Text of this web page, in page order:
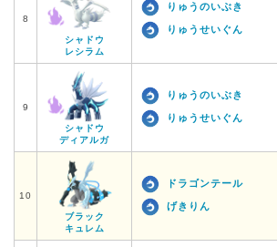
8
シャドウ
レシラム
りゅうのいぶき
りゅうせいぐん
9
シャドウ
ディアルガ
りゅうのいぶき
りゅうせいぐん
10
ブラック
キュレム
ドラゴンテール
げきりん